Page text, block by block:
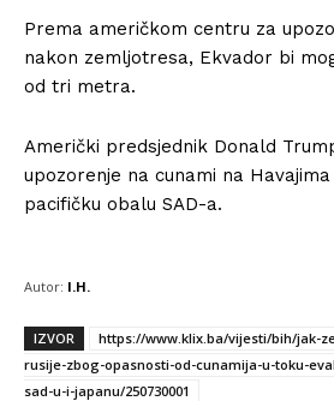
Prema američkom centru za
nakon zemljotresa, Ekvador bi
od tri metra.
Američki predsjednik Donald
upozorenje na cunami na
pacifičku obalu SAD-a.
Autor: I.H.
IZVOR
https://www.klix.ba/vijesti/bih/jak-
rusije-zbog-opasnosti-od-cunamija-u-toku-
sad-u-i-japanu/250730001